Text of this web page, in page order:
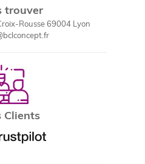
trouver
Rousse 69004 Lyon
Clients